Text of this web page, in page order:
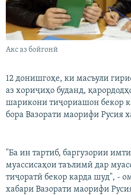
ГУЗОРИШҲОИ РАДИОӢ
Русский
Ҳамаи сомонаҳои RFE/RL
Акс аз бойгонӣ
12 донишгоҳе, ки масъули
аз хориҷиҳо буданд,
шарикони тиҷориашон бекор
бора Вазорати маорифи Русия
"Ба ин тартиб, баргузории
муассисаҳои таълимӣ дар
тиҷоратӣ бекор карда шуд", -
хабари Вазорати маорифи